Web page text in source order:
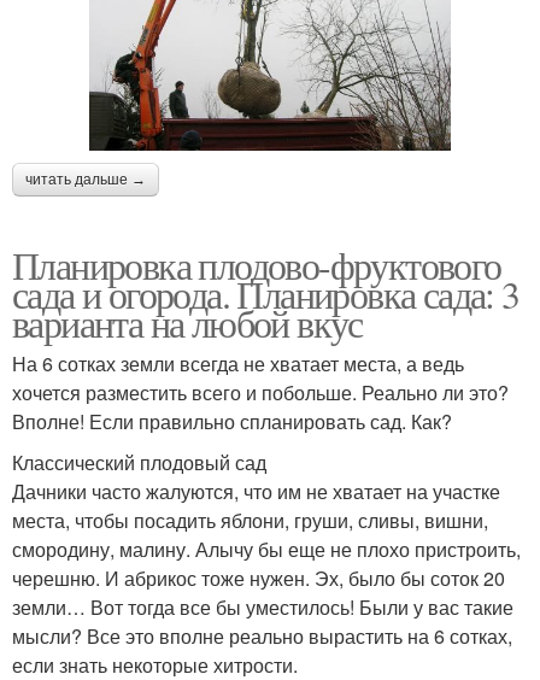
читать дальше →
Планировка плодово-фруктового
сада и огорода. Планировка сада: 3
варианта на любой вкус
На 6 сотках земли всегда не хватает места, а ведь
хочется разместить всего и побольше. Реально ли это?
Вполне! Если правильно спланировать сад. Как?
Классический плодовый сад
Дачники часто жалуются, что им не хватает на участке
места, чтобы посадить яблони, груши, сливы, вишни,
смородину, малину. Алычу бы еще не плохо пристроить,
черешню. И абрикос тоже нужен. Эх, было бы соток 20
земли… Вот тогда все бы уместилось! Были у вас такие
мысли? Все это вполне реально вырастить на 6 сотках,
если знать некоторые хитрости.